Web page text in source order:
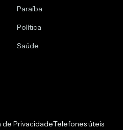
Paraíba
Política
Saúde
de PrivacidadeTelefones úteis